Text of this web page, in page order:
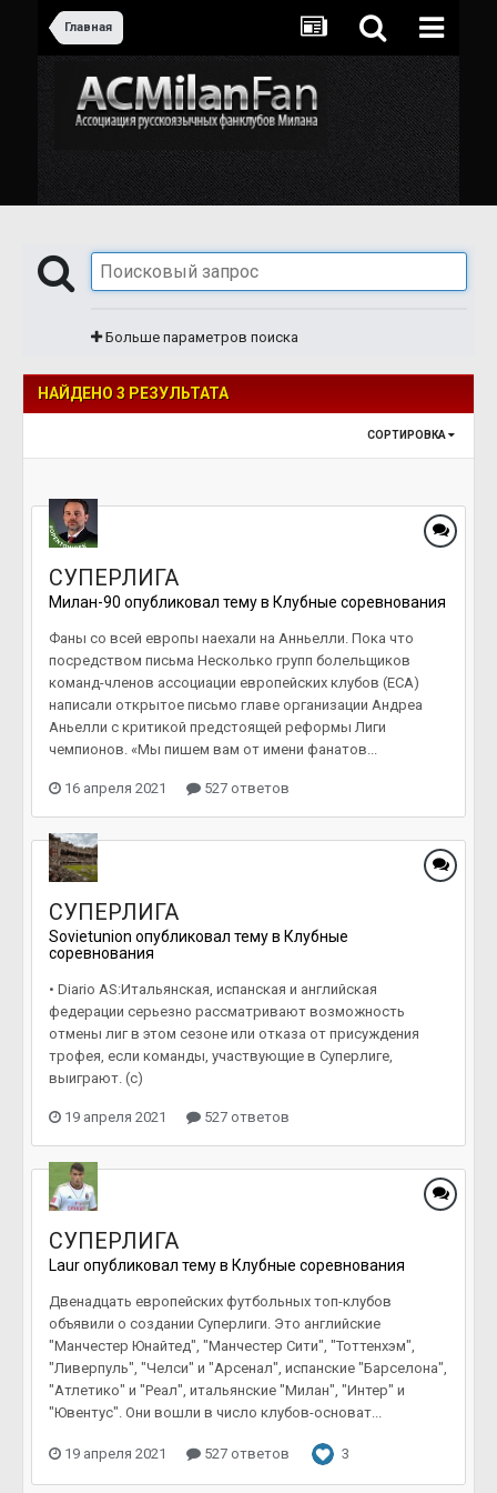
Главная
Больше параметров поиска
НАЙДЕНО 3 РЕЗУЛЬТАТА
СОРТИРОВКА
СУПЕРЛИГА
Милан-90 опубликовал тему в Клубные соревнования
Фаны со всей европы наехали на Анньелли. Пока что
посредством письма Несколько групп болельщиков
команд-членов ассоциации европейских клубов (ECA)
написали открытое письмо главе организации Андреа
Аньелли с критикой предстоящей реформы Лиги
чемпионов. «Мы пишем вам от имени фанатов...
16 апреля 2021 527 ответов
СУПЕРЛИГА
Sovietunion опубликовал тему в Клубные
соревнования
• Diario AS:Итальянская, испанская и английская
федерации серьезно рассматривают возможность
отмены лиг в этом сезоне или отказа от присуждения
трофея, если команды, участвующие в Суперлиге,
выиграют. (c)
19 апреля 2021 527 ответов
СУПЕРЛИГА
Laurопубликовал тему в Клубные соревнования
Двенадцать европейских футбольных топ-клубов
объявили о создании Суперлиги. Это английские
"Манчестер Юнайтед", "Манчестер Сити", "Тоттенхэм",
"Ливерпуль", "Челси" и "Арсенал", испанские "Барселона",
"Атлетико" и "Реал", итальянские "Милан", "Интер" и
"Ювентус". Они вошли в число клубов-основат...
19 апреля 2021 527 ответов 3